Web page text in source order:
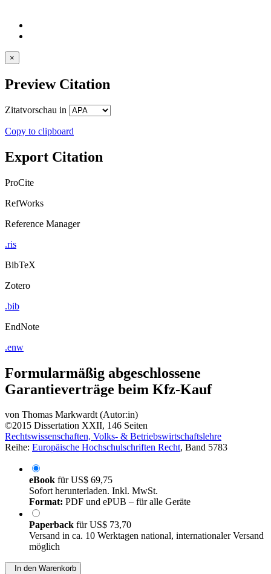
×
Preview Citation
Zitatvorschau in
Copy to clipboard
Export Citation
ProCite
RefWorks
Reference Manager
.ris
BibTeX
Zotero
.bib
EndNote
.enw
Formularmäßig abgeschlossene
Garantieverträge beim Kfz-Kauf
von Thomas Markwardt (Autor:in)
©2015 Dissertation XXII, 146 Seiten
Rechtswissenschaften, Volks- & Betriebswirtschaftslehre
Reihe: Europäische Hochschulschriften Recht, Band 5783
eBook fürUS$ 69,75
Sofort herunterladen. Inkl. MwSt.
Format: PDF und ePUB – für alle Geräte
Paperback fürUS$ 73,70
Versand in ca. 10 Werktagen national, internationaler Versand
möglich
In den Warenkorb